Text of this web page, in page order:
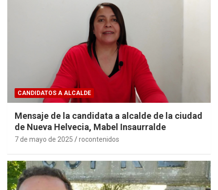
CANDIDATOS A ALCALDE
Mensaje de la candidata a alcalde de la ciudad
de Nueva Helvecia, Mabel Insaurralde
7 de mayo de 2025 rocontenidos